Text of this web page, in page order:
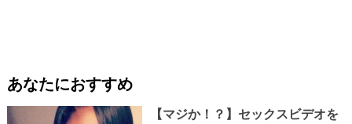
あなたにおすすめ
【マジか！？】セックスビデオを